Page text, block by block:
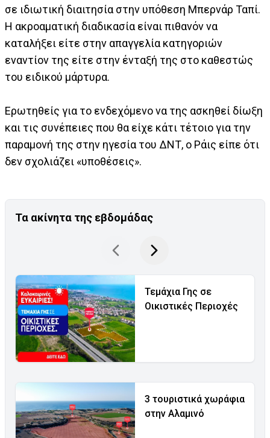
σε ιδιωτική διαιτησία στην υπόθεση Μπερνάρ Ταπί.
Η ακροαματική διαδικασία είναι πιθανόν να
καταλήξει είτε στην απαγγελία κατηγοριών
εναντίον της είτε στην ένταξή της στο καθεστώς
του ειδικού μάρτυρα.
Ερωτηθείς για το ενδεχόμενο να της ασκηθεί δίωξη
και τις συνέπειες που θα είχε κάτι τέτοιο για την
παραμονή της στην ηγεσία του ΔΝΤ, ο Ράις είπε ότι
δεν σχολιάζει «υποθέσεις».
Τα ακίνητα της εβδομάδας
Τεμάχια Γης σε
Οικιστικές Περιοχές
3 τουριστικά χωράφια
στην Αλαμινό